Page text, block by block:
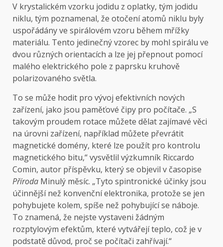
V krystalickém vzorku jodidu z oplatky, tým jodidu
niklu, tým poznamenal, že otočení atomů niklu byly
uspořádány ve spirálovém vzoru během mřížky
materiálu. Tento jedinečný vzorec by mohl spirálu ve
dvou různých orientacích a lze jej přepnout pomocí
malého elektrického pole z paprsku kruhově
polarizovaného světla.
To se může hodit pro vývoj efektivních nových
zařízení, jako jsou paměťové čipy pro počítače. „S
takovým proudem rotace můžete dělat zajímavé věci
na úrovni zařízení, například můžete převrátit
magnetické domény, které lze použít pro kontrolu
magnetického bitu,“ vysvětlil výzkumník Riccardo
Comin, autor příspěvku, který se objevil v časopise
Příroda Minulý měsíc. „Tyto spintronické účinky jsou
účinnější než konvenční elektronika, protože se jen
pohybujete kolem, spíše než pohybující se náboje.
To znamená, že nejste vystaveni žádným
rozptylovým efektům, které vytvářejí teplo, což je v
podstatě důvod, proč se počítači zahřívají.“